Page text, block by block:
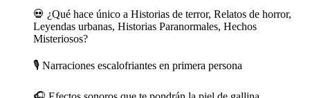
💀 ¿Qué hace único a Historias de terror, Relatos de horror,
Leyendas urbanas, Historias Paranormales, Hechos
Misteriosos?
🎙️ Narraciones escalofriantes en primera persona